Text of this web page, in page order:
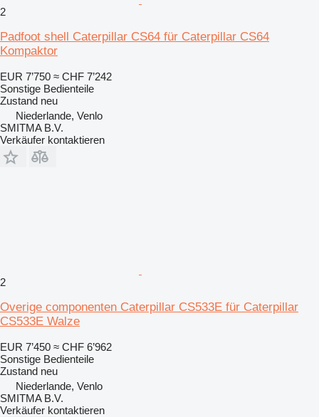
2
Padfoot shell Caterpillar CS64 für Caterpillar CS64
Kompaktor
EUR 7’750 ≈ CHF 7’242
Sonstige Bedienteile
Zustand neu
Niederlande, Venlo
SMITMA B.V.
Verkäufer kontaktieren
2
Overige componenten Caterpillar CS533E für Caterpillar
CS533E Walze
EUR 7’450 ≈ CHF 6’962
Sonstige Bedienteile
Zustand neu
Niederlande, Venlo
SMITMA B.V.
Verkäufer kontaktieren